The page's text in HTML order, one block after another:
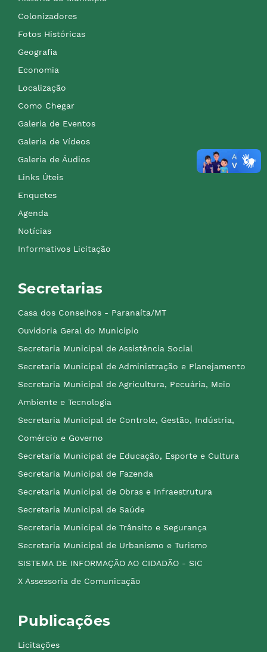
Colonizadores
Fotos Históricas
Geografia
Economia
Localização
Como Chegar
Galeria de Eventos
Galeria de Vídeos
Galeria de Áudios
Links Úteis
Enquetes
Agenda
Notícias
Informativos Licitação
Secretarias
Casa dos Conselhos - Paranaíta/MT
Ouvidoria Geral do Município
Secretaria Municipal de Assistência Social
Secretaria Municipal de Administração e Planejamento
Secretaria Municipal de Agricultura, Pecuária, Meio
Ambiente e Tecnologia
Secretaria Municipal de Controle, Gestão, Indústria,
Comércio e Governo
Secretaria Municipal de Educação, Esporte e Cultura
Secretaria Municipal de Fazenda
Secretaria Municipal de Obras e Infraestrutura
Secretaria Municipal de Saúde
Secretaria Municipal de Trânsito e Segurança
Secretaria Municipal de Urbanismo e Turismo
SISTEMA DE INFORMAÇÃO AO CIDADÃO - SIC
X Assessoria de Comunicação
Publicações
Licitações